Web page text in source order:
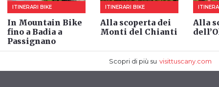
ITINERARI BIKE
In Mountain Bike
fino a Badia a
Passignano
ITINERARI BIKE
Alla scoperta dei
Monti del Chianti
Alla
Scopri di più su visittuscany.com